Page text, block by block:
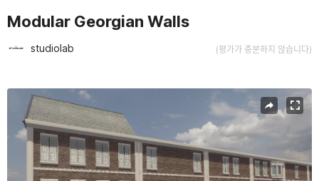
Modular Georgian Walls
studiolab (평가가 충분하지 않습니다)
현재 슬라이드: 1 / 9